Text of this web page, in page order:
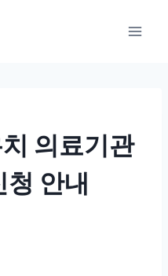
의료기관
청 안내